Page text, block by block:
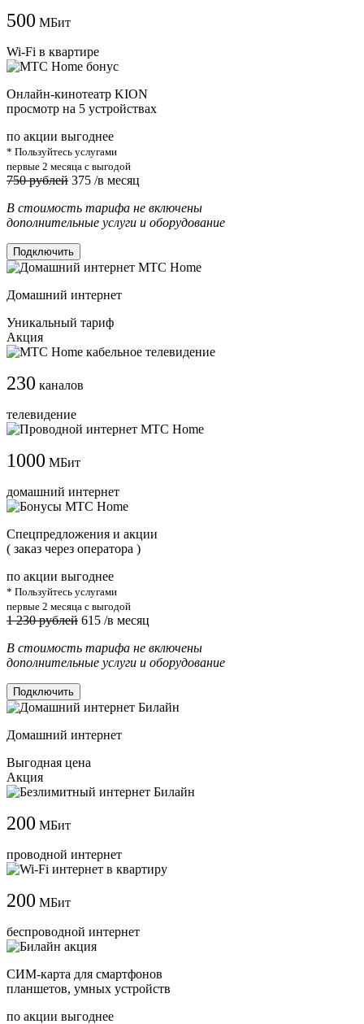
500 МБит
Wi-Fi в квартире
Онлайн-кинотеатр KION
просмотр на 5 устройствах
по акции выгоднее
* Пользуйтесь услугами
первые 2 месяца с выгодой
750 рублей 375 /в месяц
В стоимость тарифа не включены
дополнительные услуги и оборудование
Подключить
Домашний интернет
Уникальный тариф
Акция
230 каналов
телевидение
1000 МБит
домашний интернет
Cпецпредложения и акции
( заказ через оператора )
по акции выгоднее
* Пользуйтесь услугами
первые 2 месяца с выгодой
1 230 рублей 615 /в месяц
В стоимость тарифа не включены
дополнительные услуги и оборудование
Подключить
Домашний интернет
Выгодная цена
Акция
200 МБит
проводной интернет
200 МБит
беспроводной интернет
СИМ-карта для смартфонов
планшетов, умных устройств
по акции выгоднее